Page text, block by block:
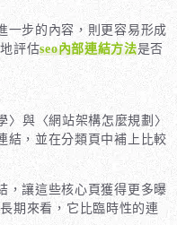
一步的內容，則更容易形成
評估seo內部連結方法是否
〉與〈網站架構怎麼規劃〉
結，並在分類頁中補上比較
，讓這些核心頁獲得更多曝
期來看，它比臨時性的連